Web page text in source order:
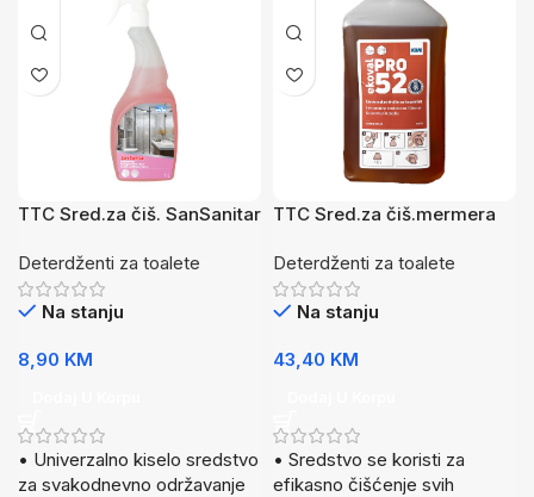
TTC Sred.za čiš. SanSanitar
Deterdženti za toalete
Na stanju
8,90 KM
• Univerzalno kiselo sredstvo
za svakodnevno održavanje
TTC Sred.za čiš.mermera
Deterdženti za toalete
Na stanju
43,40 KM
• Sredstvo se koristi za
efikasno čišćenje svih